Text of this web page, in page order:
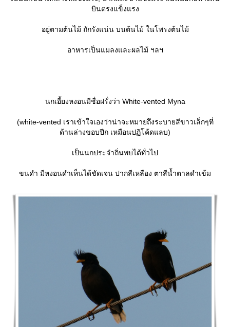
บินตรงแข็งแรง
อยู่ตามต้นไม้ ถักรังแน่น บนต้นไม้ ในโพรงต้นไม้
อาหารเป็นแมลงและผลไม้ ฯลฯ
นกเอี้ยงหงอนมีชื่อฝรั่งว่า White-vented Myna
(white-vented เราเข้าใจเองว่าน่าจะหมายถึงระบายสีขาวเล็กๆที่
ด้านล่างขอบปีก เหมือนปฏิโค้ดแลบ)
เป็นนกประจำถิ่นพบได้ทั่วไป
ขนดำ มีหงอนดำเห็นได้ชัดเจน ปากสีเหลือง ตาสีน้ำตาลดำเข้ม